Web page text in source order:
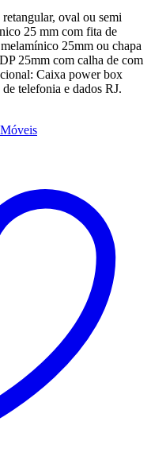
oval ou semi
25 mm com fita de
25mm ou chapa
25mm com calha de com
Caixa power box
telefonia e dados RJ.